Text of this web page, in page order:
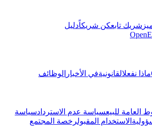
شريك تابعكن شريكاًدليل
ماذا نفعلالقانونيةفي الأخبار الوظائف
العامة للبيعسياسة عدم الاستردادسياسة
الاستخدام المقبولرخصة المجتمع